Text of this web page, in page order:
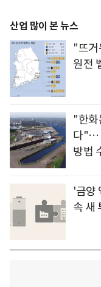
산업 많이 본 뉴스
"뜨
원전
"한화
다"…
방법
'금양
속 새